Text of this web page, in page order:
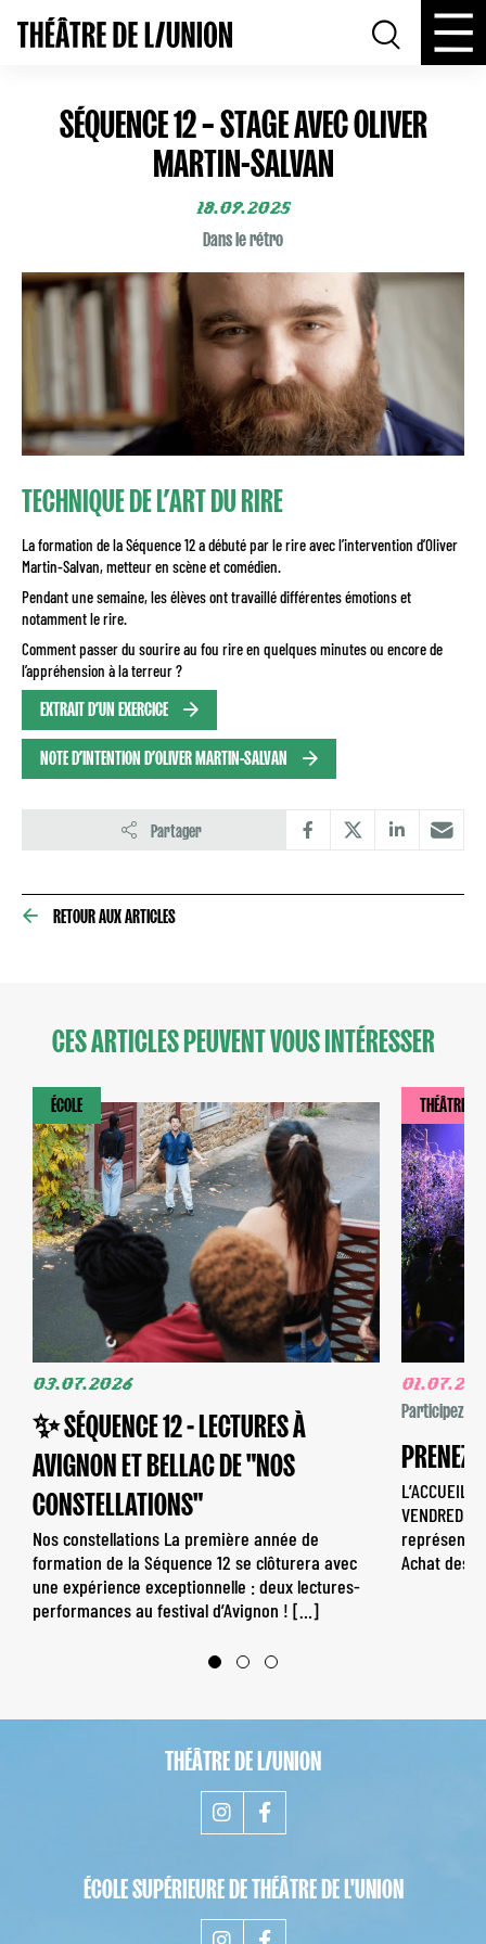
SÉQUENCE 12 – STAGE AVEC OLIVER
MARTIN-SALVAN
18.09.2025
Dans le rétro
TECHNIQUE DE L’ART DU RIRE
La formation de la Séquence 12 a débuté par le rire avec l’intervention d’Oliver
Martin-Salvan, metteur en scène et comédien.
Pendant une semaine, les élèves ont travaillé différentes émotions et
notamment le rire.
Comment passer du sourire au fou rire en quelques minutes ou encore de
l’appréhension à la terreur ?
EXTRAIT D’UN EXERCICE
NOTE D’INTENTION D’OLIVER MARTIN-SALVAN
Partager
RETOUR AUX ARTICLES
CES ARTICLES PEUVENT VOUS INTÉRESSER
ÉCOLE
03.07.2026
✨ SÉQUENCE 12 - LECTURES À
AVIGNON ET BELLAC DE "NOS
CONSTELLATIONS"
Nos constellations La première année de
formation de la Séquence 12 se clôturera avec
une expérience exceptionnelle : deux lectures-
performances au festival d’Avignon ! […]
THÉÂTRE
Participez
PRENEZ
L’ACCUEIL-
VENDREDI
Achat des
THÉÂTRE DE L/UNION
ÉCOLE SUPÉRIEURE DE THÉÂTRE DE L'UNION